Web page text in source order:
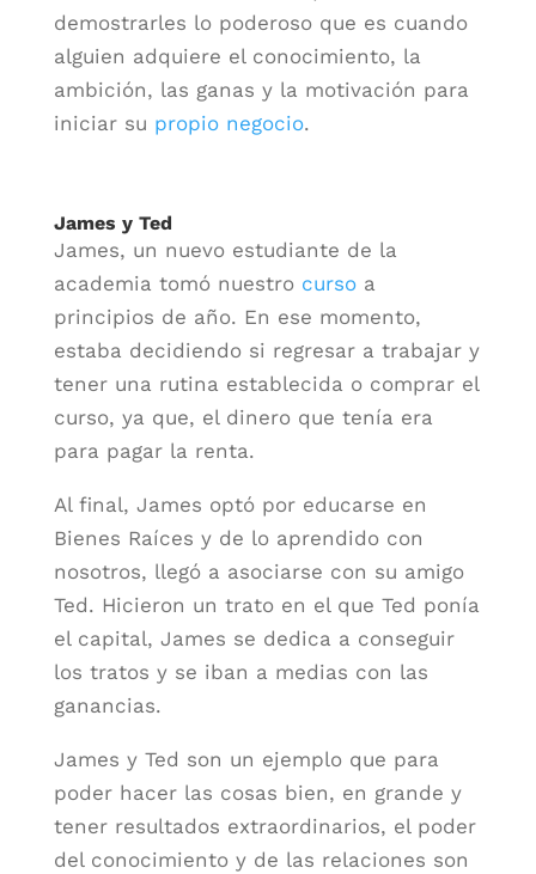
demostrarles lo poderoso que es cuando
alguien adquiere el conocimiento, la
ambición, las ganas y la motivación para
iniciar su propio negocio.
James y Ted
James, un nuevo estudiante de la
academia tomó nuestro cursoa
principios de año. En ese momento,
estaba decidiendo si regresar a trabajar y
tener una rutina establecida o comprar el
curso, ya que, el dinero que tenía era
para pagar la renta.
Al final, James optó por educarse en
Bienes Raíces y de lo aprendido con
nosotros, llegó a asociarse con su amigo
Ted. Hicieron un trato en el que Ted ponía
el capital, James se dedica a conseguir
los tratos y se iban a medias con las
ganancias.
James y Ted son un ejemplo que para
poder hacer las cosas bien, en grande y
tener resultados extraordinarios, el poder
del conocimiento y de las relaciones son